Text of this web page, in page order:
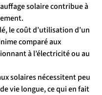
solaire contribue à
le coût d’utilisation d’un
comparé aux
à l’électricité ou au
solaires nécessitent peu
vie longue, ce qui en fait